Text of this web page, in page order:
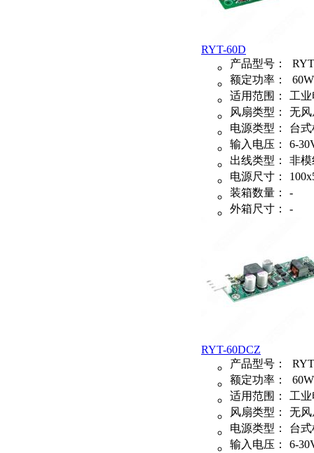
RYT-60D
产品型号：
额定功率：
60W
适用范围：
工
风扇类型：
无风
电源类型：
台
输入电压：
6-
出线类型：
非
电源尺寸：
装箱数量：
-
外箱尺寸：
-
RYT-60DCZ
产品型号：
额定功率：
60W
适用范围：
工
风扇类型：
无风
电源类型：
台
输入电压：
6-